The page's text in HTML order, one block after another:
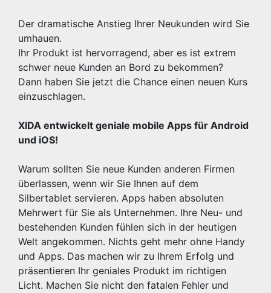
Der dramatische Anstieg Ihrer Neukunden wird Sie
umhauen.
Ihr Produkt ist hervorragend, aber es ist extrem
schwer neue Kunden an Bord zu bekommen?
Dann haben Sie jetzt die Chance einen neuen Kurs
einzuschlagen.
XIDA entwickelt geniale mobile Apps für Android
und iOS!
Warum sollten Sie neue Kunden anderen Firmen
überlassen, wenn wir Sie Ihnen auf dem
Silbertablet servieren. Apps haben absoluten
Mehrwert für Sie als Unternehmen. Ihre Neu- und
bestehenden Kunden fühlen sich in der heutigen
Welt angekommen. Nichts geht mehr ohne Handy
und Apps. Das machen wir zu Ihrem Erfolg und
präsentieren Ihr geniales Produkt im richtigen
Licht. Machen Sie nicht den fatalen Fehler und